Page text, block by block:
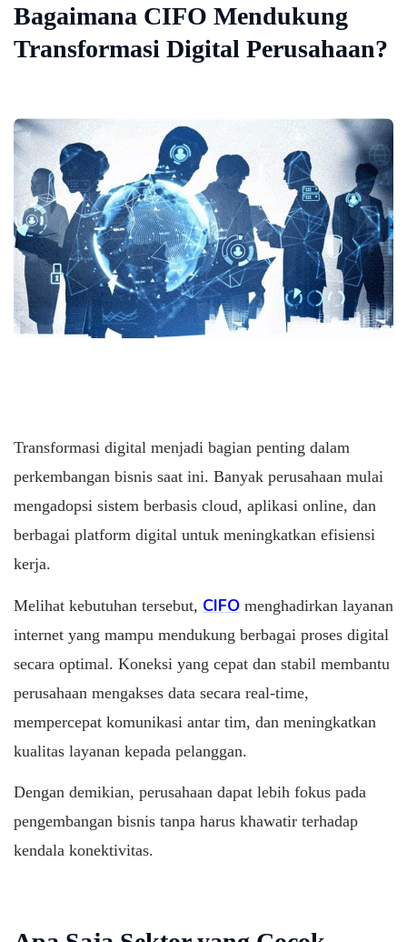
Bagaimana CIFO Mendukung
Transformasi Digital Perusahaan?
Transformasi digital menjadi bagian penting dalam
perkembangan bisnis saat ini. Banyak perusahaan mulai
mengadopsi sistem berbasis cloud, aplikasi online, dan
berbagai platform digital untuk meningkatkan efisiensi
kerja.
Melihat kebutuhan tersebut, CIFO menghadirkan layanan
internet yang mampu mendukung berbagai proses digital
secara optimal. Koneksi yang cepat dan stabil membantu
perusahaan mengakses data secara real-time,
mempercepat komunikasi antar tim, dan meningkatkan
kualitas layanan kepada pelanggan.
Dengan demikian, perusahaan dapat lebih fokus pada
pengembangan bisnis tanpa harus khawatir terhadap
kendala konektivitas.